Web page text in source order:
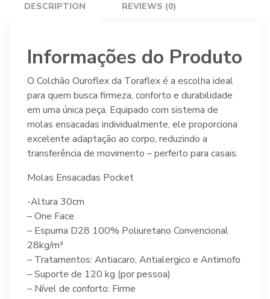
DESCRIPTION REVIEWS (0)
Informações do Produto
O Colchão Ouroflex da Toraflex é a escolha ideal
para quem busca firmeza, conforto e durabilidade
em uma única peça. Equipado com sistema de
molas ensacadas individualmente, ele proporciona
excelente adaptação ao corpo, reduzindo a
transferência de movimento – perfeito para casais.
Molas Ensacadas Pocket
-Altura 30cm
– One Face
– Espuma D28 100% Poliuretano Convencional
28kg/m³
– Tratamentos: Antiacaro, Antialergico e Antimofo
– Suporte de 120 kg (por pessoa)
– Nível de conforto: Firme